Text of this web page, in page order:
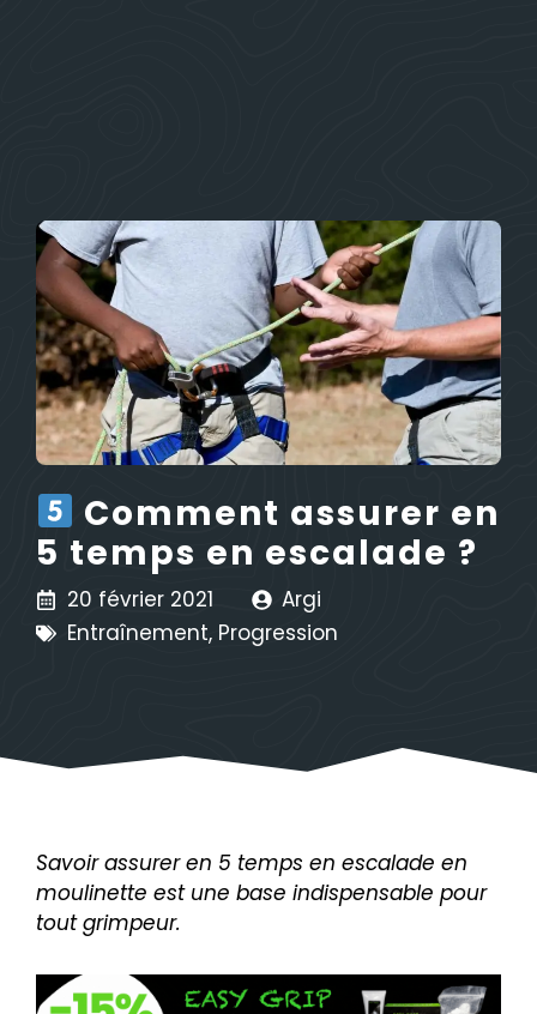
Comment assurer en
5 temps en escalade ?
20 février 2021
Argi
Entraînement, Progression
Savoir assurer en 5 temps en escalade en
moulinette est une base indispensable pour
tout grimpeur.